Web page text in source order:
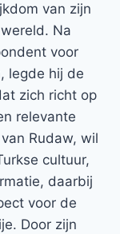
van zijn
Na
voor
legde hij de
zich richt op
relevante
Rudaw, wil
cultuur,
daarbij
voor de
Door zijn